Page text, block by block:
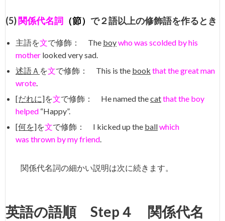
(5) 関係代名詞 （節） で２語以上の修飾語を作るとき
主語を文で修飾： The boywho was scolded by his
mother looked very sad.
述語Ａ を文で修飾： This is the book that the great man
wrote.
[だれに]を文で修飾： He named thecatthat the boy
helped “Happy”.
[何を]を文で修飾： I kicked up the ballwhich
was thrown by my friend.
関係代名詞の細かい説明は次に続きます。
英語の語順 Step４ 関係代名